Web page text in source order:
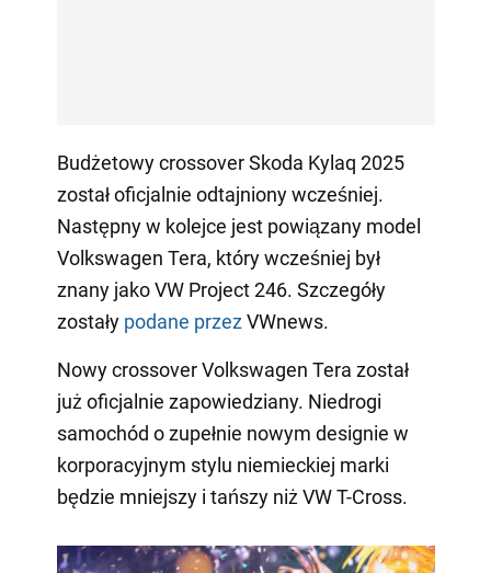
Budżetowy crossover Skoda Kylaq 2025
został oficjalnie odtajniony wcześniej.
Następny w kolejce jest powiązany model
Volkswagen Tera, który wcześniej był
znany jako VW Project 246. Szczegóły
zostały podane przezVWnews.
Nowy crossover Volkswagen Tera został
już oficjalnie zapowiedziany. Niedrogi
samochód o zupełnie nowym designie w
korporacyjnym stylu niemieckiej marki
będzie mniejszy i tańszy niż VW T-Cross.